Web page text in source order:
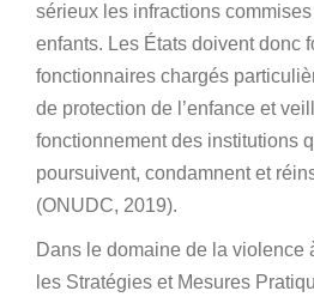
sérieux les infractions commises
enfants. Les États doivent donc
fonctionnaires chargés
de protection de l’enfance et
fonctionnement des institutions
poursuivent, condamnent et
(ONUDC, 2019).
Dans le domaine de la violence
les Stratégies et Mesures